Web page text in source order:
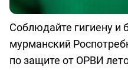
Соблюдайте гигиену и
мурманский
по защите от ОРВИ